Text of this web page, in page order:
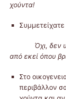
χούντα!
Όχι, δεν
από εκεί όπου
Στο
περιβάλλον